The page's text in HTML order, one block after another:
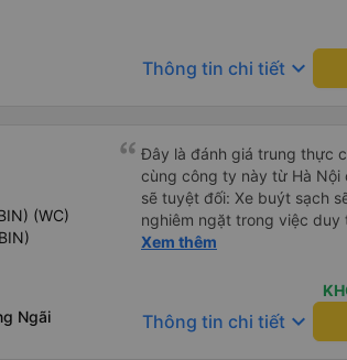
hơn, tôi góp ý nhà xe nên
lặng (tắt âm thanh điện
Thông tin chi tiết keyboard_arrow_down
(WC)
Ngãi
Đây là đánh giá trung thực
cùng công ty này từ Hà
sẽ tuyệt đối: Xe buýt sạch
nghiêm ngặt trong việc
phép ăn trên xe. Đây là lần
xe buýt đều trông mới và
trên xe hoạt động hoàn
sạc: Có sẵn cổng sạc USB
Xem thêm
Thông tin chi tiết keyboard_arrow_down